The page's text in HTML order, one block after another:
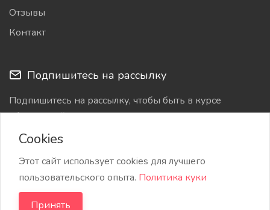
Отзывы
Контакт
Подпишитесь на рассылку
Подпишитесь на рассылку, чтобы быть в курсе
обновлений
Cookies
Этот сайт использует cookies для лучшего
пользовательского опыта. Политика куки
Принять